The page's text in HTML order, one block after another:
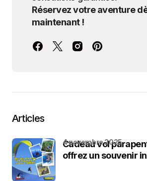
Réservez votre aventure
maintenant !
Articles
Cadeau vol
offrez un souvenir
4 novembre 2025